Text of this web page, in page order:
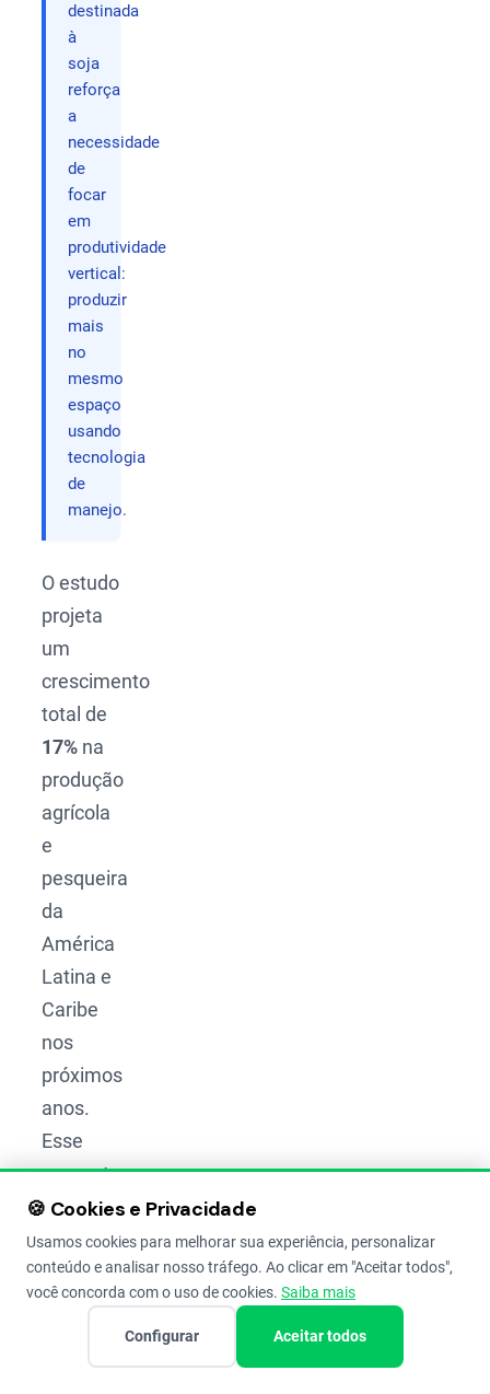
destinada
à
soja
reforça
a
necessidade
de
focar
em
produtividade
vertical:
produzir
mais
no
mesmo
espaço
usando
tecnologia
de
manejo.
O estudo
projeta
um
crescimento
total de
17% na
produção
agrícola
e
pesqueira
da
América
Latina e
Caribe
nos
próximos
anos.
Esse
aumento
será
distribuído
da
seguinte
🍪 Cookies e Privacidade
Usamos cookies para melhorar sua experiência, personalizar
conteúdo e analisar nosso tráfego. Ao clicar em "Aceitar todos",
você concorda com o uso de cookies. Saiba mais
Configurar Aceitar todos